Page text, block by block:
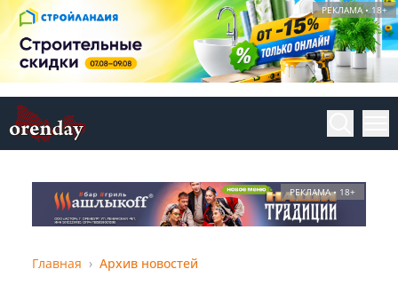
РЕКЛАМА • 18+
РЕКЛАМА • 18+
Главная Архив новостей